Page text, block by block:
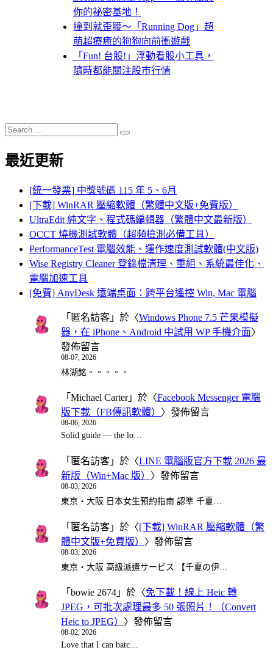
你的祕密基地！
撞到就歪腰～「Running Dog」超
萌超療癒的狗狗向前衝遊戲
「Fun! 台股!」浮動看股小工具，
隨時都能關注股巿行情
Search
for:
Search
最近更新
[統一發票] 中獎號碼 115 年 5、6月
[下載] WinRAR 壓縮軟體（繁體中文版+免費版）
UltraEdit 純文字、程式碼編輯器（繁體中文最新版）
OCCT 燒機測試軟體（超頻檢測必備工具）
PerformanceTest 電腦效能、運作速度測試軟體(中文版)
Wise Registry Cleaner 登錄檔清理、重組、系統最佳化、
電腦加速工具
[免費] AnyDesk 遠端桌面：跨平台遙控 Win, Mac 電腦
「 匿名訪客 」於〈Windows Phone 7.5 芒果模擬
器，在 iPhone、Android 中試用 WP 手機介面〉
發佈留言
08-07, 2026
林湖銘。。。。。
「 Michael Carter」於〈Facebook Messenger 電腦
版下載（FB傳訊軟體） 〉發佈留言
08-06, 2026
Solid guide — the lo…
「 匿名訪客 」於〈LINE 電腦版官方下載 2026 最
新版（Win+Mac 版） 〉發佈留言
08-03, 2026
東京・大阪 日本女生預約指南 認準 千夏…
「 匿名訪客 」於〈[下載] WinRAR 壓縮軟體（繁
體中文版+免費版） 〉發佈留言
08-03, 2026
東京・大阪 高級派遣サービス 【千夏の伊…
「 bowie 2674 」於〈免下載！線上 Heic 轉
JPEG，可批次處理最多 50 張照片！（Convert
Heic to JPEG） 〉發佈留言
08-02, 2026
Love that I can batc…